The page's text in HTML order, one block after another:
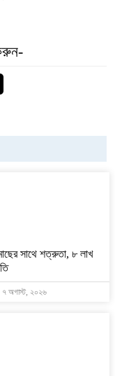
সাথে শত্রুতা, ৮ লাখ
৭ অগাস্ট, ২০২৬